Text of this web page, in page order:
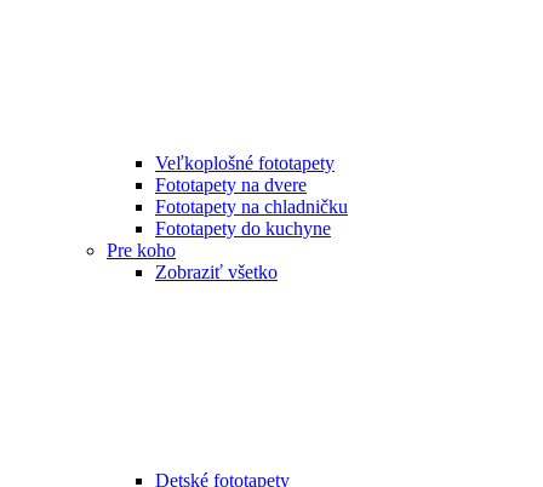
Veľkoplošné fototapety
Fototapety na dvere
Fototapety na chladničku
Fototapety do kuchyne
Pre koho
Zobraziť všetko
Detské fototapety